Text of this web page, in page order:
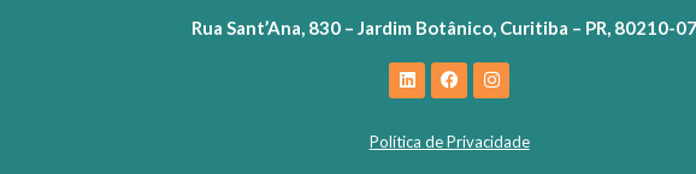
Rua Sant’Ana, 830 – Jardim Botânico, Curitiba – PR, 80210-
Política de Privacidade